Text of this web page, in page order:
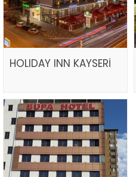
HOLIDAY INN KAYSERİ